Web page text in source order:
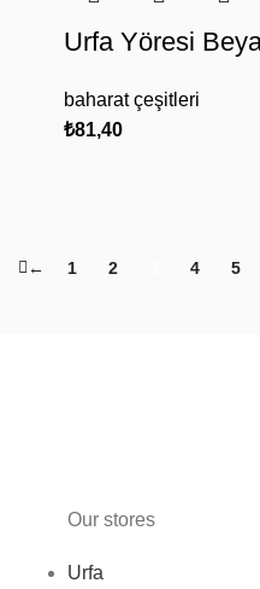
Urfa Yöresi
baharat çeşitleri
₺81,40
← 1 2 4 5
Our stores
Urfa